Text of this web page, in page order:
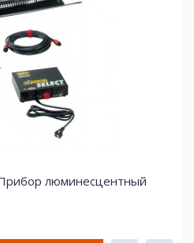
люминесцентный